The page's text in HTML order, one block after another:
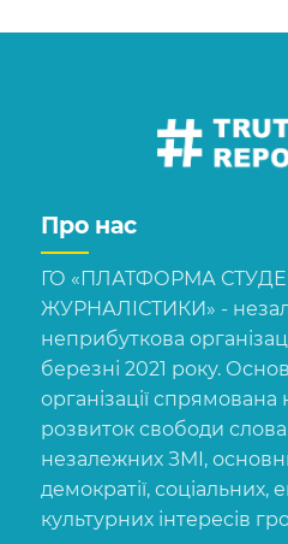
Про нас
ГО «ПЛАТФОРМА
ЖУРНАЛІСТИКИ» -
неприбуткова
березні 2021 року.
організації спрямована
розвиток свободи слова
незалежних ЗМІ,
демократії, соціальних,
культурних інтересів